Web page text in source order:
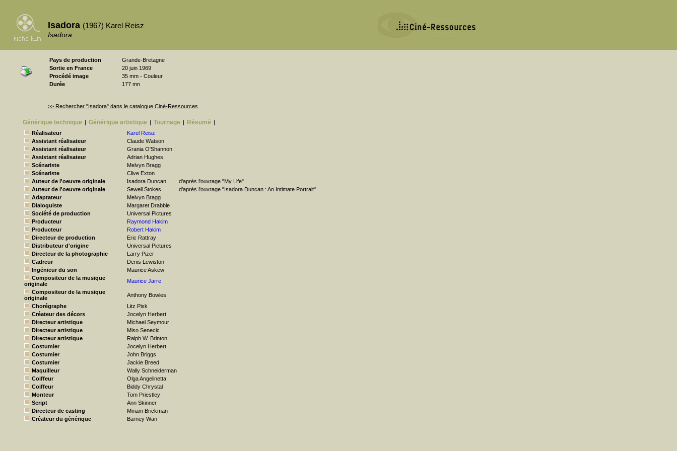
Isadora (1967) Karel Reisz
Isadora
Pays de production
Grande-Bretagne
Sortie en France
20 juin 1969
Procédé image
35 mm - Couleur
Durée
177 mn
>> Rechercher "Isadora" dans le catalogue Ciné-Ressources
Générique technique | Générique artistique | Tournage | Résumé |
Réalisateur
Karel Reisz
Assistant réalisateur
Claude Watson
Assistant réalisateur
Grania O'Shannon
Assistant réalisateur
Adrian Hughes
Scénariste
Melvyn Bragg
Scénariste
Clive Exton
Auteur de l'oeuvre originale
Isadora Duncan
d'après l'ouvrage "My Life"
Auteur de l'oeuvre originale
Sewell Stokes
d'après l'ouvrage "Isadora Duncan : An Intimate Portrait"
Adaptateur
Melvyn Bragg
Dialoguiste
Margaret Drabble
Société de production
Universal Pictures
Producteur
Raymond Hakim
Producteur
Robert Hakim
Directeur de production
Eric Rattray
Distributeur d'origine
Universal Pictures
Directeur de la photographie
Larry Pizer
Cadreur
Denis Lewiston
Ingénieur du son
Maurice Askew
Compositeur de la musique
originale
Maurice Jarre
Compositeur de la musique
originale
Anthony Bowles
Chorégraphe
Litz Pisk
Créateur des décors
Jocelyn Herbert
Directeur artistique
Michael Seymour
Directeur artistique
Miso Senecic
Directeur artistique
Ralph W. Brinton
Costumier
Jocelyn Herbert
Costumier
John Briggs
Costumier
Jackie Breed
Maquilleur
Wally Schneiderman
Coiffeur
Olga Angelinetta
Coiffeur
Biddy Chrystal
Monteur
Tom Priestley
Script
Ann Skinner
Directeur de casting
Miriam Brickman
Créateur du générique
Barney Wan